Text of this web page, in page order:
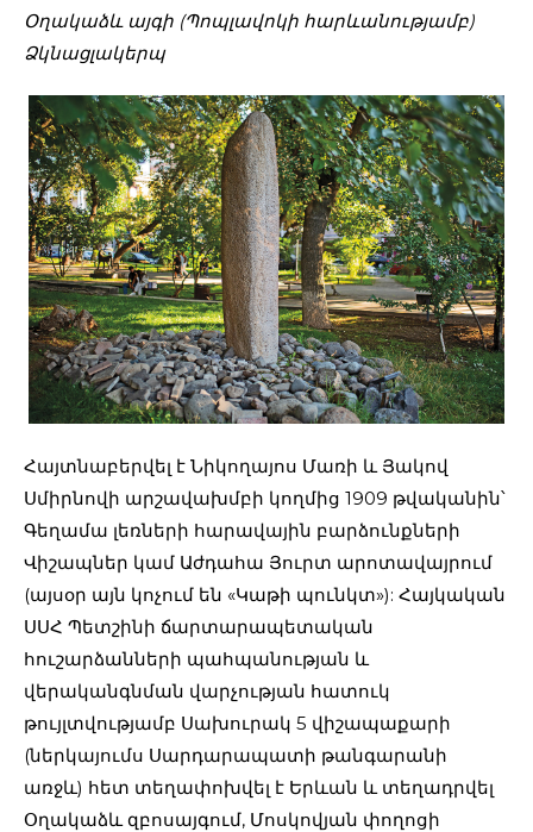
Օղակաձև այգի (Պոպլավոկի հարևանությամբ)
Ձկնացլակերպ
Հայտնաբերվել է Նիկողայոս Մառի և Յակով
Սմիրնովի արշավախմբի կողմից 1909 թվականին՝
Գեղամա լեռների հարավային բարձունքների
Վիշապներ կամ Աժդահա Յուրտ արոտավայրում
(այսօր այն կոչում են «Կաթի պունկտ»): Հայկական
ՍՍՀ Պետշինի ճարտարապետական
հուշարձանների պահպանության և
վերականգնման վարչության հատուկ
թույլտվությամբ Սախուրակ 5 վիշապաքարի
(ներկայումս Սարդարապատի թանգարանի
առջև) հետ տեղափոխվել է Երևան և տեղադրվել
Օղակաձև զբոսայգում, Մոսկովյան փողոցի